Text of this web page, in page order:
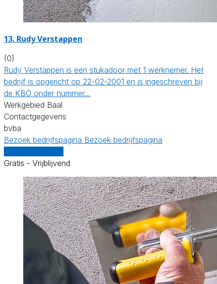
13. Rudy Verstappen
(0)
Rudy Verstappen is een stukadoor met 1 werknemer. Het
bedrijf is opgericht op 22-02-2001 en is ingeschreven bij
de KBO onder nummer…
Werkgebied Baal
Contactgegevens
bvba
Bezoek bedrijfspagina Bezoek bedrijfspagina
Gratis - Vrijblijvend